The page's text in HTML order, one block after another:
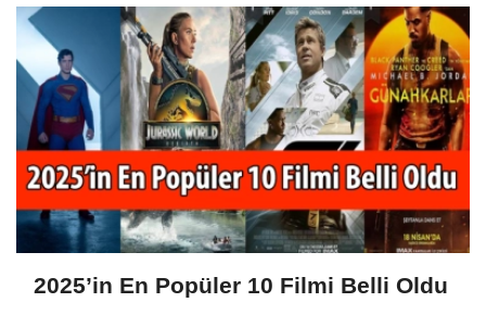
2025’in En Popüler 10 Filmi Belli Oldu